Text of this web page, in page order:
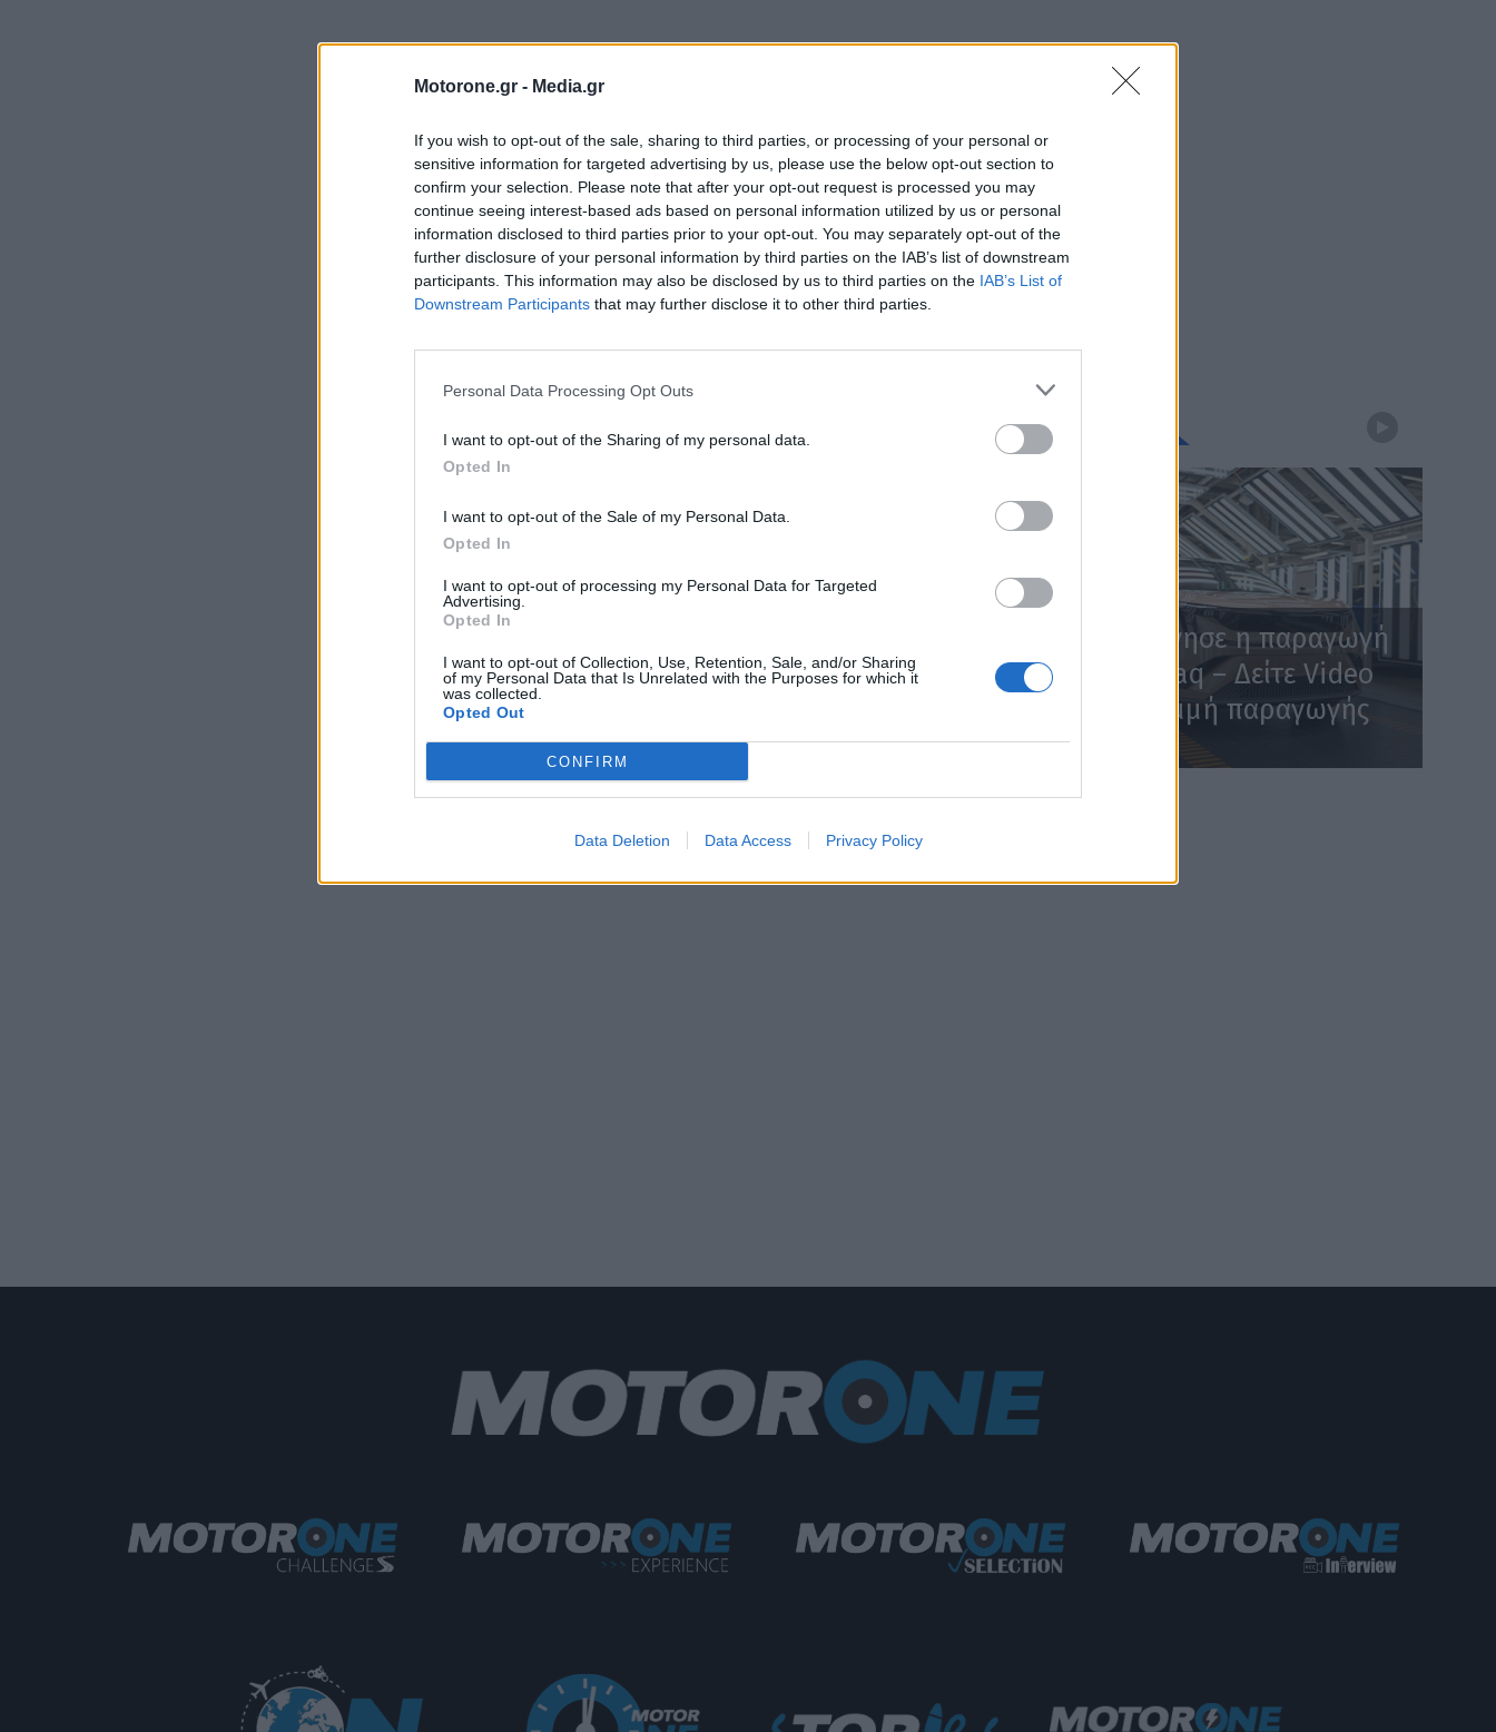
Motorone.gr - Media.gr
If you wish to opt-out of the sale, sharing to third parties, or processing of your personal or
sensitive information for targeted advertising by us, please use the below opt-out section to
confirm your selection. Please note that after your opt-out request is processed you may
continue seeing interest-based ads based on personal information utilized by us or personal
information disclosed to third parties prior to your opt-out. You may separately opt-out of the
further disclosure of your personal information by third parties on the IAB’s list of downstream
participants. This information may also be disclosed by us to third parties on the IAB’s List of
Downstream Participants that may further disclose it to other third parties.
Personal Data Processing Opt Outs
I want to opt-out of the Sharing of my personal data.
Opted In
I want to opt-out of the Sale of my Personal Data.
Opted In
I want to opt-out of processing my Personal Data for Targeted
Advertising.
Opted In
I want to opt-out of Collection, Use, Retention, Sale, and/or Sharing
of my Personal Data that Is Unrelated with the Purposes for which it
was collected.
Opted Out
CONFIRM
Data Deletion Data Access Privacy Policy
WEBTV
Skoda: Ξεκίνησε η παραγωγή
του νέου Peaq – Δείτε Video
από τη γραμμή παραγωγής
WEB TV